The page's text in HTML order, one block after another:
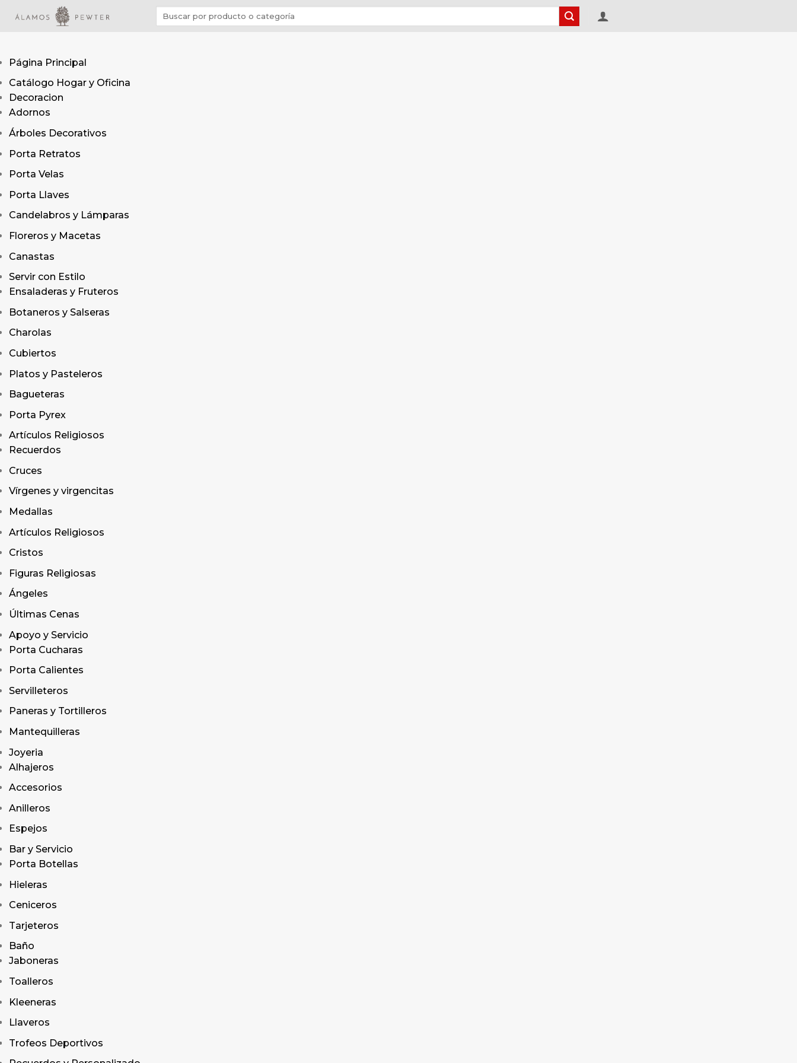
Página Principal
Catálogo Hogar y Oficina
Decoracion
Adornos
Árboles Decorativos
Porta Retratos
Porta Velas
Porta Llaves
Candelabros y Lámparas
Floreros y Macetas
Canastas
Servir con Estilo
Ensaladeras y Fruteros
Botaneros y Salseras
Charolas
Cubiertos
Platos y Pasteleros
Bagueteras
Porta Pyrex
Artículos Religiosos
Recuerdos
Cruces
Vírgenes y virgencitas
Medallas
Artículos Religiosos
Cristos
Figuras Religiosas
Ángeles
Últimas Cenas
Apoyo y Servicio
Porta Cucharas
Porta Calientes
Servilleteros
Paneras y Tortilleros
Mantequilleras
Joyeria
Alhajeros
Accesorios
Anilleros
Espejos
Bar y Servicio
Porta Botellas
Hieleras
Ceniceros
Tarjeteros
Baño
Jaboneras
Toalleros
Kleeneras
Llaveros
Trofeos Deportivos